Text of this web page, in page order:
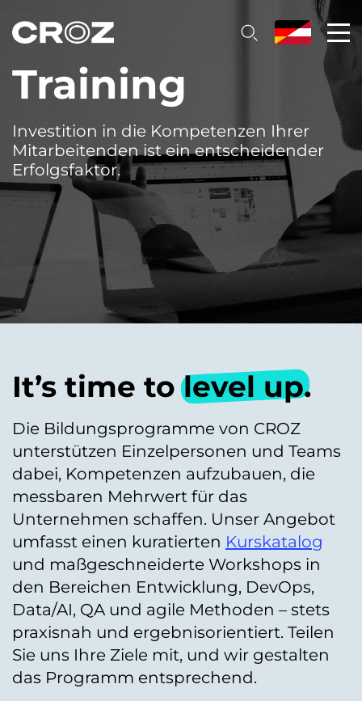
Training
Investition in die Kompetenzen Ihrer
Mitarbeitenden ist ein entscheidender
Erfolgsfaktor.
It’s time tolevel up.
Die Bildungsprogramme von CROZ
unterstützen Einzelpersonen und Teams
dabei, Kompetenzen aufzubauen, die
messbaren Mehrwert für das
Unternehmen schaffen. Unser Angebot
umfasst einen kuratierten Kurskatalog
und maßgeschneiderte Workshops in
den Bereichen Entwicklung, DevOps,
Data/AI, QA und agile Methoden – stets
praxisnah und ergebnisorientiert. Teilen
Sie uns Ihre Ziele mit, und wir gestalten
das Programm entsprechend.